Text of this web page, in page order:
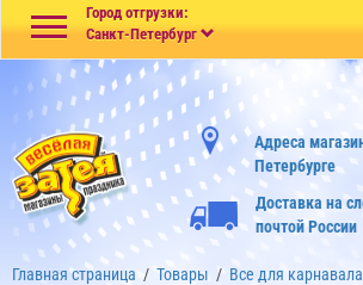
Город отгрузки:
Санкт-Петербург
Адреса
Петербурге
Доставка на
почтой России
Главная страница / Товары / Все для карнавала